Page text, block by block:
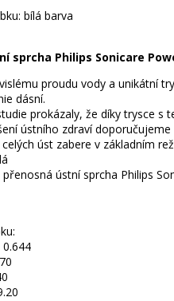
IHNED K EXPEDICI
bílá barva
sprcha Philips Sonicare
proudu vody a unikátní
dásní.
prokázaly, že díky trysce
ústního zdraví
celých úst zabere v základním
přenosná ústní sprcha Philips